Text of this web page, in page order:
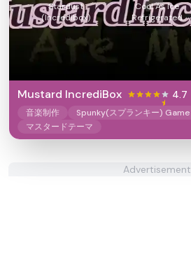
Stardust
(Incredibox)
Cool As Ice
Refrigerated
Mustard IncrediBox 4.7
音楽制作
Spunky(スプランキー) Game
マスタードテーマ
Advertisement